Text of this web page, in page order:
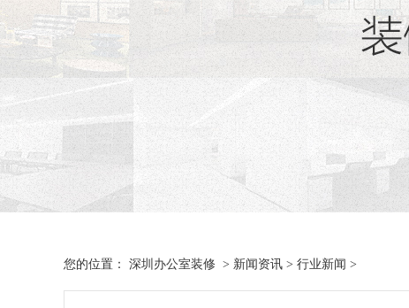
您的位置： 深圳办公室装修 > 新闻资讯 > 行业新闻 >